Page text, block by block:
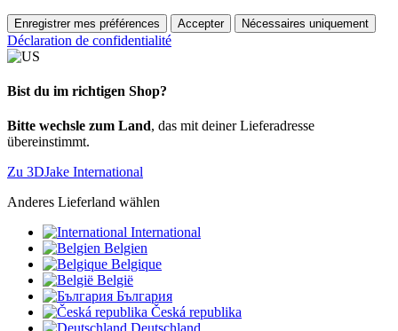
Enregistrer mes préférences Accepter Nécessaires uniquement
Déclaration de confidentialité
Bist du im richtigen Shop?
Bitte wechsle zum Land, das mit deiner Lieferadresse
übereinstimmt.
Zu 3DJake International
Anderes Lieferland wählen
International
Belgien
Belgique
België
България
Česká republika